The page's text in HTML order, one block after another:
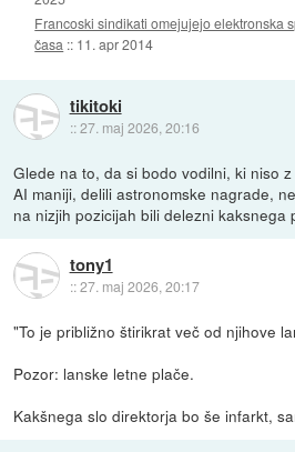
Francoski sindikati omejujejo elektronska
časa :: 11. apr 2014
tikitoki
::27. maj 2026, 20:16
Glede na to, da si bodo vodilni, ki niso
AI maniji, delili astronomske nagrade,
na nizjih pozicijah bili delezni kaksnega
tony1
::27. maj 2026, 20:17
"To je približno štirikrat več od njihove
Pozor: lanske letne plače.
Kakšnega slo direktorja bo še infarkt,